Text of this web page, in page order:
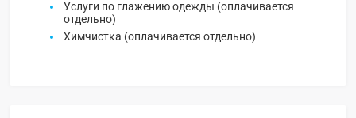
Услуги по глажению одежды (оплачивается
отдельно)
Химчистка (оплачивается отдельно)